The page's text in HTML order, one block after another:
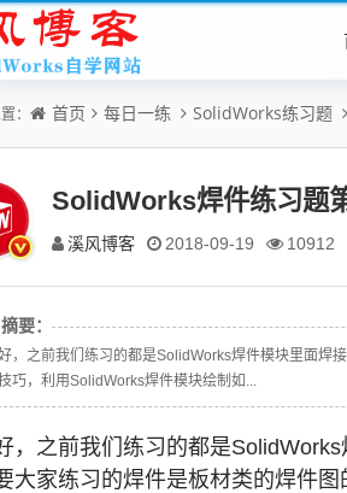
： 首页 每日一练 SolidWorks练习题
SolidWorks焊件练习题
溪风博客 2018-09-19 10912
摘要：
，之前我们练习的都是SolidWorks焊件模块里面焊
巧，利用SolidWorks焊件模块绘制如...
，之前我们练习的都是
大家练习的焊件是板材类的焊件